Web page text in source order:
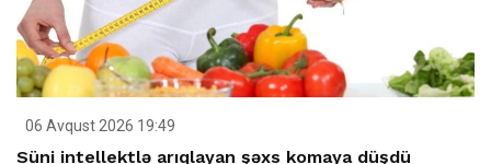
06 Avqust 2026 19:49
Süni intellektlə arıqlayan şəxs komaya düşdü